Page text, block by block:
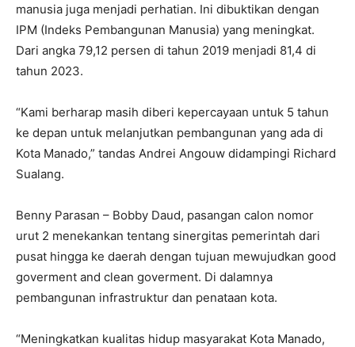
manusia juga menjadi perhatian. Ini dibuktikan dengan
IPM (Indeks Pembangunan Manusia) yang meningkat.
Dari angka 79,12 persen di tahun 2019 menjadi 81,4 di
tahun 2023.
“Kami berharap masih diberi kepercayaan untuk 5 tahun
ke depan untuk melanjutkan pembangunan yang ada di
Kota Manado,” tandas Andrei Angouw didampingi Richard
Sualang.
Benny Parasan – Bobby Daud, pasangan calon nomor
urut 2 menekankan tentang sinergitas pemerintah dari
pusat hingga ke daerah dengan tujuan mewujudkan good
goverment and clean goverment. Di dalamnya
pembangunan infrastruktur dan penataan kota.
“Meningkatkan kualitas hidup masyarakat Kota Manado,